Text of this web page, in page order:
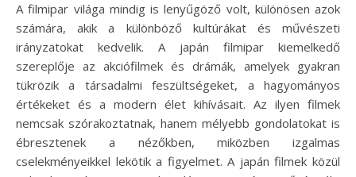
A filmipar világa mindig is lenyűgöző volt, különösen azok
számára, akik a különböző kultúrákat és művészeti
irányzatokat kedvelik. A japán filmipar kiemelkedő
szereplője az akciófilmek és drámák, amelyek gyakran
tükrözik a társadalmi feszültségeket, a hagyományos
értékeket és a modern élet kihívásait. Az ilyen filmek
nemcsak szórakoztatnak, hanem mélyebb gondolatokat is
ébresztenek a nézőkben, miközben izgalmas
cselekményeikkel lekötik a figyelmet. A japán filmek közül